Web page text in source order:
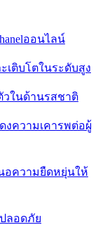
ออนไลน์
ติบโตในระดับสูง
วในด้านรสชาติ
งความเคารพต่อผู้
อความยืดหยุ่นให้
ลอดภัย